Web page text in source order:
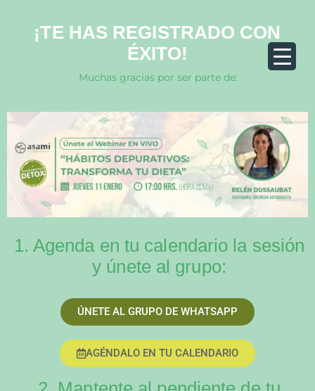
¡TE HAS REGISTRADO CON
ÉXITO!
Muchas gracias por ser parte de:
1. Agenda en tu calendario la sesión
y únete al grupo:
ÚNETE AL GRUPO DE WHATSAPP
AGÉNDALO EN TU CALENDARIO